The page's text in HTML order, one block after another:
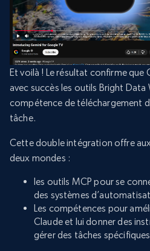
Et voilà ! Le résultat confirme que
avec succès les outils Bright Data
compétence de téléchargement
tâche.
Cette double intégration offre
deux mondes :
les outils MCP pour se
des systèmes
Les compétences pour
Claude et lui donner des
gérer des tâches